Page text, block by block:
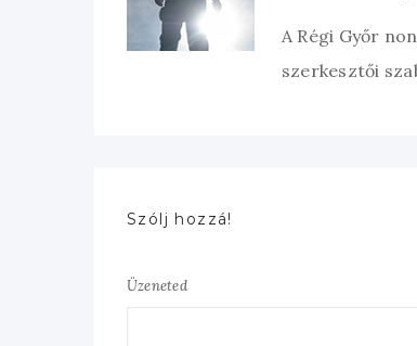
A Régi Győr
szerkesztői
Szólj hozzá!
Üzeneted